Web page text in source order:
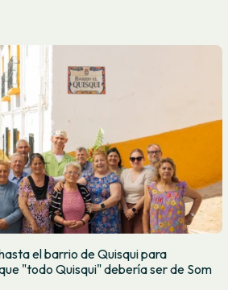
el barrio de Quisqui para
"todo Quisqui" debería ser de Som